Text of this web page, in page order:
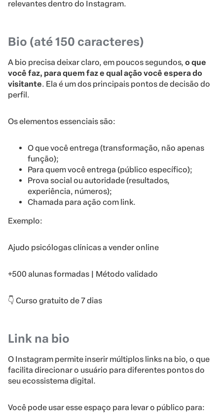
relevantes dentro do Instagram.
Bio (até 150 caracteres)
A bio precisa deixar claro, em poucos segundos, o que
você faz, para quem faz e qual ação você espera do
visitante. Ela é um dos principais pontos de decisão do
perfil.
Os elementos essenciais são:
O que você entrega (transformação, não apenas
função);
Para quem você entrega (público específico);
Prova social ou autoridade (resultados,
experiência, números);
Chamada para ação com link.
Exemplo:
Ajudo psicólogas clínicas a vender online
+500 alunas formadas | Método validado
👇 Curso gratuito de 7 dias
Link na bio
O Instagram permite inserir múltiplos links na bio, o que
facilita direcionar o usuário para diferentes pontos do
seu ecossistema digital.
Você pode usar esse espaço para levar o público para: